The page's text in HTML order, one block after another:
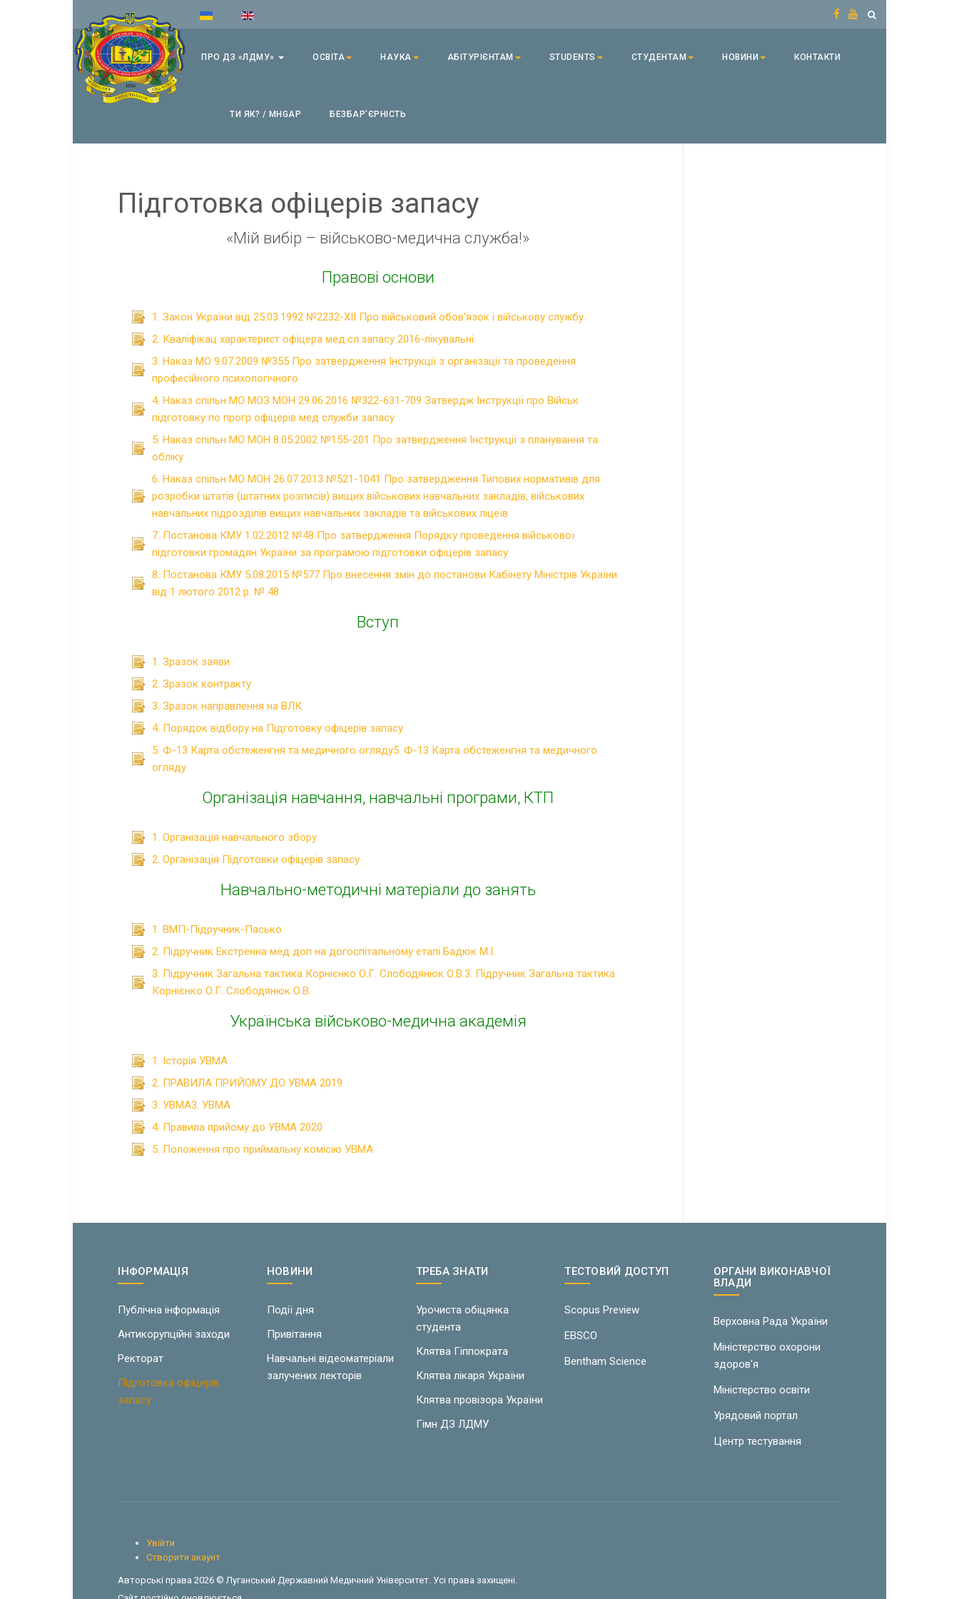
ПРО ДЗ «ЛДМУ» ОСВІТА НАУКА АБІТУРІЄНТАМ STUDENTS СТУДЕНТАМ НОВИНИ КОНТАКТИ
ТИ ЯК? / MHGAP БЕЗБАРʼЄРНІСТЬ
Підготовка офіцерів запасу
«Мій вибір – військово-медична служба!»
Правові основи
1. Закон України від 25.03.1992 №2232-ХІІ Про військовий обов'язок і військову службу
2. Кваліфікац характерист офіцера мед.сл.запасу 2016-лікувальні
3. Наказ МО 9.07.2009 №355 Про затвердження Інструкції з організації та проведення
професійного психологічного
4. Наказ спільн МО МОЗ МОН 29.06.2016 №322-631-709 Затвердж Інструкції про Військ
підготовку по прогр офіцерів мед служби запасу
5. Наказ спільн МО МОН 8.05.2002 №155-201 Про затвердження Інструкції з планування та
обліку
6. Наказ спільн МО МОН 26.07.2013 №521-1041 Про затвердження Типових нормативів для
розробки штатів (штатних розписів) вищих військових навчальних закладів, військових
навчальних підрозділів вищих навчальних закладів та військових ліцеїв
7. Постанова КМУ 1.02.2012 №48 Про затвердження Порядку проведення військової
підготовки громадян України за програмою підготовки офіцерів запасу
8. Постанова КМУ 5.08.2015 №577 Про внесення змін до постанови Кабінету Міністрів України
від 1 лютого 2012 р. № 48
Вступ
1. Зразок заяви
2. Зразок контракту
3. Зразок направлення на ВЛК
4. Порядок відбору на Підготовку офіцерів запасу
5. Ф-13 Карта обстеженгня та медичного огляду5. Ф-13 Карта обстеженгня та медичного
огляду
Організація навчання, навчальні програми, КТП
1. Організація навчального збору
2. Організація Підготовки офіцерів запасу
Навчально-методичні матеріали до занять
1. ВМП-Підручник-Пасько
2. Підручник Екстренна мед доп на догоспітальному етапі Бадюк М.І.
3. Підручник Загальна тактика Корнієнко О.Г. Слободянюк О.В.3. Підручник Загальна тактика
Корнієнко О.Г. Слободянюк О.В.
Українська військово-медична академія
1. Історія УВМА
2. ПРАВИЛА ПРИЙОМУ ДО УВМА 2019
3. УВМА3. УВМА
4. Правила прийому до УВМА 2020
5. Положення про приймальну комісію УВМА
ІНФОРМАЦІЯ
Публічна інформація
Антикорупційні заходи
Ректорат
Підготовка офіцерів
запасу
НОВИНИ
Події дня
Привітання
Навчальні відеоматеріали
залучених лекторів
ТРЕБА ЗНАТИ
Урочиста обіцянка
студента
Клятва Гіппократа
Клятва лікаря України
Клятва провізора України
Гімн ДЗ ЛДМУ
ТЕСТОВИЙ ДОСТУП
Scopus Preview
EBSCO
Bentham Science
ОРГАНИ ВИКОНАВЧОЇ
ВЛАДИ
Верховна Рада України
Міністерство охорони
здоров'я
Міністерство освіти
Урядовий портал
Центр тестування
Увійти
Створити акаунт
Авторські права 2026 © Луганський Державний Медичний Університет. Усі права захищені.